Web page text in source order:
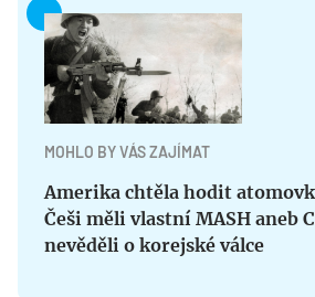
MOHLO BY VÁS ZAJÍMAT
Amerika chtěla hodit
Češi měli vlastní MASH aneb
nevěděli o korejské válce